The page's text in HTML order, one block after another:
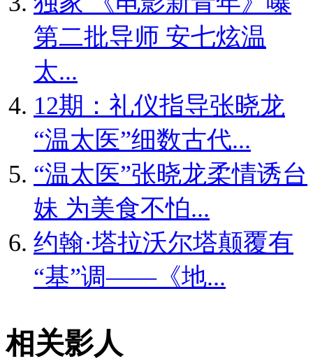
第二批导师 安七炫温
太...
12期：礼仪指导张晓龙
“温太医”细数古代...
“温太医”张晓龙柔情诱台
妹 为美食不怕...
约翰·塔拉沃尔塔颠覆有
“基”调——《地...
相关影人